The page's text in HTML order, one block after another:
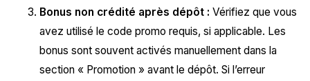
Bonus non crédité après dépôt : Vérifiez que vous
avez utilisé le code promo requis, si applicable. Les
bonus sont souvent activés manuellement dans la
section « Promotion » avant le dépôt. Si l’erreur